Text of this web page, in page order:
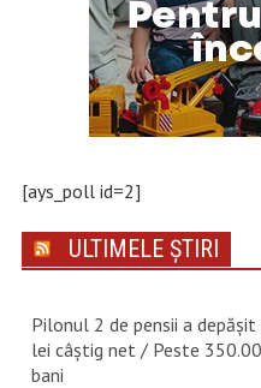
[ays_poll id=2]
ULTIMELE ȘTIRI
Pilonul 2 de pensii a
lei câștig net / Peste
bani